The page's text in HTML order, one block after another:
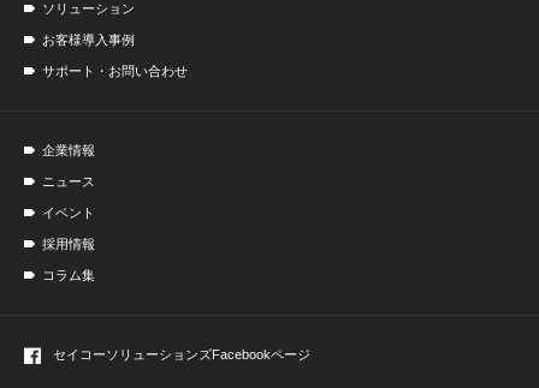
ソリューション
お客様導入事例
サポート・お問い合わせ
企業情報
ニュース
イベント
採用情報
コラム集
セイコーソリューションズFacebookページ